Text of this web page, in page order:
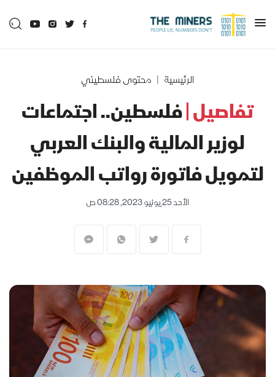
الرئيسية محتوى فلسطيني
تفاصيل |فلسطين.. اجتماعات
لوزير المالية والبنك العربي
لتمويل فاتورة رواتب الموظفين
الأحد 25 يونيو 2023, 08:28 ص